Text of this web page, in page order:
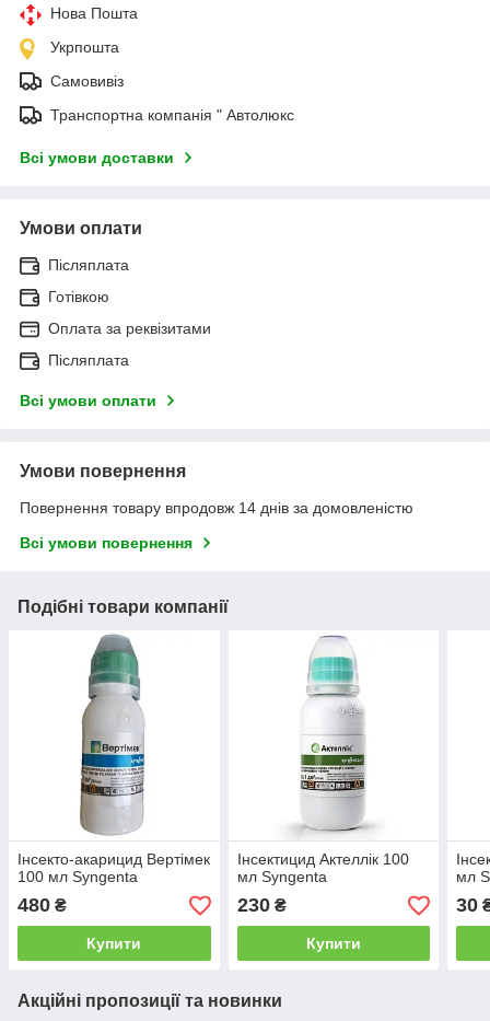
Нова Пошта
Укрпошта
Самовивіз
Транспортна компанія " Автолюкс
Всі умови доставки
Умови оплати
Післяплата
Готівкою
Оплата за реквізитами
Післяплата
Всі умови оплати
Умови повернення
Повернення товару впродовж 14 днів за домовленістю
Всі умови повернення
Подібні товари компанії
Інсекто-акарицид Вертімек
100 мл Syngenta
480 ₴
Купити
Інсектицид Актеллік 100
мл Syngenta
230₴
Купити
мл
30
Акційні пропозиції та новинки